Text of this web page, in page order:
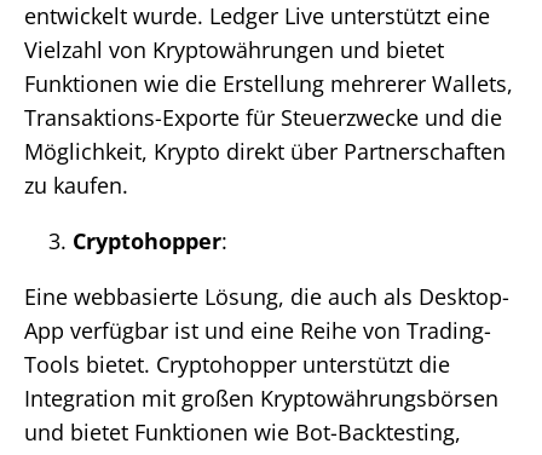
entwickelt wurde. Ledger Live unterstützt eine
Vielzahl von Kryptowährungen und bietet
Funktionen wie die Erstellung mehrerer Wallets,
Transaktions-Exporte für Steuerzwecke und die
Möglichkeit, Krypto direkt über Partnerschaften
zu kaufen​​.
Cryptohopper:
Eine webbasierte Lösung, die auch als Desktop-
App verfügbar ist und eine Reihe von Trading-
Tools bietet. Cryptohopper unterstützt die
Integration mit großen Kryptowährungsbörsen
und bietet Funktionen wie Bot-Backtesting,